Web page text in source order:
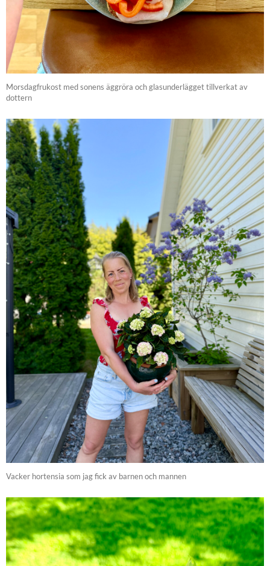
Morsdagfrukost med sonens äggröra och glasunderlägget tillverkat av
dottern
Vacker hortensia som jag fick av barnen och mannen